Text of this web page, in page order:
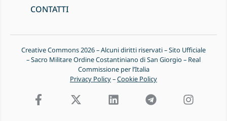
CONTATTI
Creative Commons 2026 – Alcuni diritti riservati – Sito Ufficiale
– Sacro Militare Ordine Costantiniano di San Giorgio – Real
Commissione per l’Italia
Privacy Policy–Cookie Policy